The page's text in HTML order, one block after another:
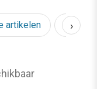
artikelen AI &
›